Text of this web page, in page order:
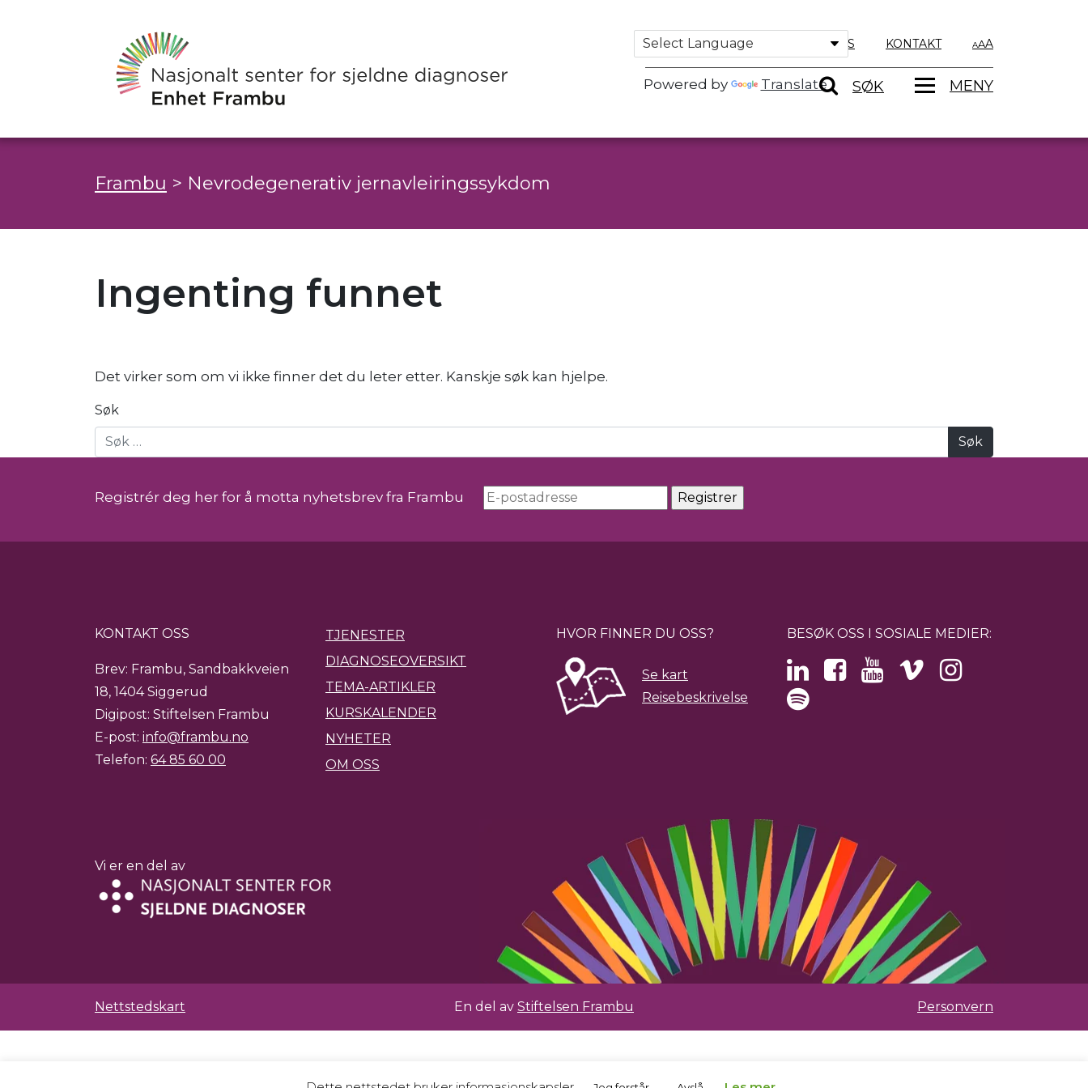
Powered by Translate
OM OSS KONTAKT A
SØK MENY
Frambu > Nevrodegenerativ jernavleiringssykdom
Ingenting funnet
Det virker som om vi ikke finner det du leter etter. Kanskje søk kan hjelpe.
Søk
Registrér deg her for å motta nyhetsbrev fra Frambu
KONTAKT OSS
Brev: Frambu, Sandbakkveien
18, 1404 Siggerud
Digipost: Stiftelsen Frambu
E-post: info@frambu.no
Telefon: 64 85 60 00
TJENESTER
DIAGNOSEOVERSIKT
TEMA-ARTIKLER
KURSKALENDER
NYHETER
OM OSS
HVOR FINNER DU OSS?
Se kart
Reisebeskrivelse
BESØK OSS I SOSIALE MEDIER:
Vi er en del av
Nettstedskart En del av Stiftelsen Frambu Personvern